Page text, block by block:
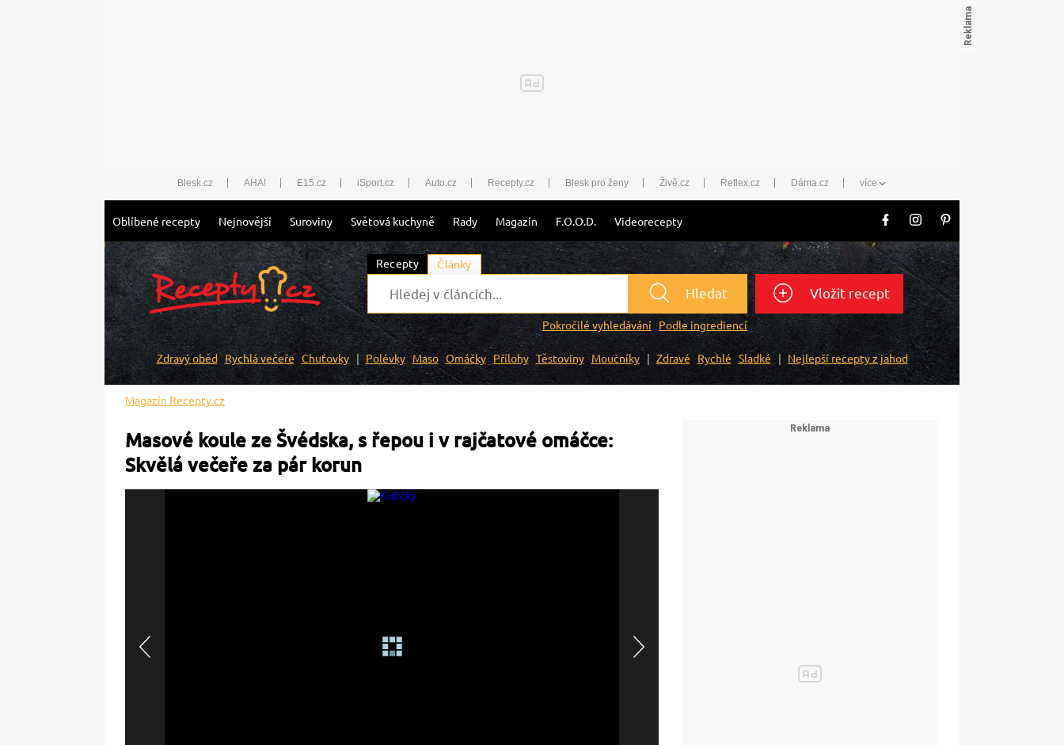
Blesk.cz AHA! E15.cz iSport.cz Auto.cz Recepty.cz Blesk pro ženy Živě.cz Reflex.cz Dáma.cz více
Oblíbené recepty Nejnovější Suroviny Světová kuchyně Rady Magazín F.O.O.D. Videorecepty
Recepty Články
Hledat
Pokročilé vyhledávání Podle ingrediencí
Vložit recept
Zdravý oběd Rychlá večeře Chuťovky Polévky Maso Omáčky Přílohy Těstoviny Moučníky Zdravé Rychlé Sladké Nejlepší recepty z jahod
Magazín Recepty.cz
Masové koule ze Švédska, s řepou i v rajčatové omáčce:
Skvělá večeře za pár korun